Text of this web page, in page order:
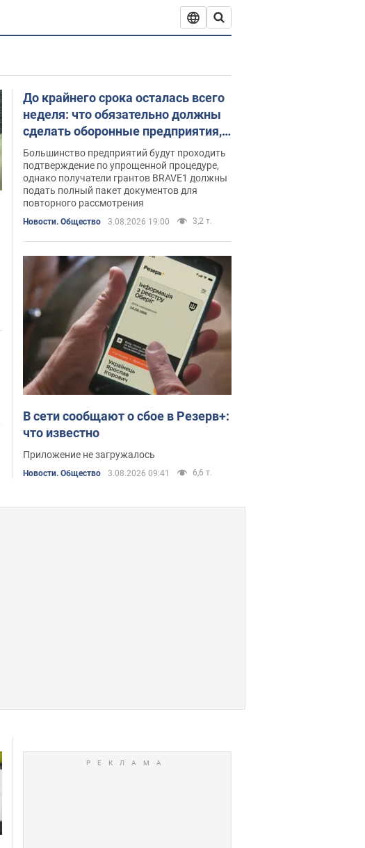
До крайнего срока осталась всего
неделя: что обязательно должны
сделать оборонные предприятия,
имеющие статус критически
важных
Большинство предприятий будут проходить
подтверждение по упрощенной процедуре,
однако получатели грантов BRAVE1 должны
подать полный пакет документов для
повторного рассмотрения
Новости. Общество 3.08.2026 19:00 3,2 т.
В сети сообщают о сбое в Резерв+:
что известно
Приложение не загружалось
Новости. Общество 3.08.2026 09:41 6,6 т.